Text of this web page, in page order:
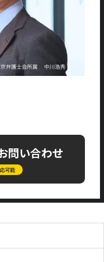
問い合わせ
可能